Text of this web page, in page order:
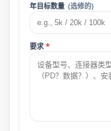
年目标数量 (选修的)
要求 *